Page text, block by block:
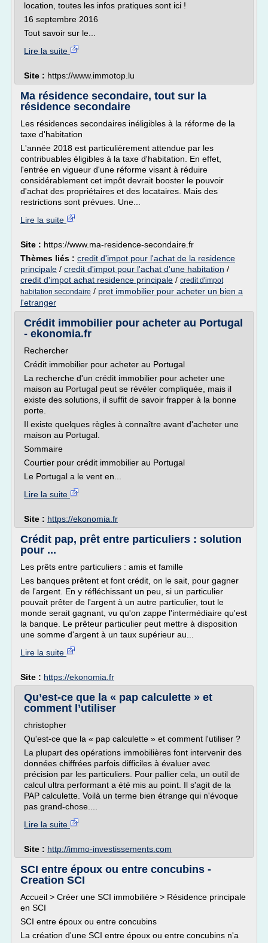
location, toutes les infos pratiques sont ici !
16 septembre 2016
Tout savoir sur le...
Lire la suite
Site : https://www.immotop.lu
Ma résidence secondaire, tout sur la
résidence secondaire
Les résidences secondaires inéligibles à la réforme de la
taxe d'habitation
L'année 2018 est particulièrement attendue par les
contribuables éligibles à la taxe d'habitation. En effet,
l'entrée en vigueur d'une réforme visant à réduire
considérablement cet impôt devrait booster le pouvoir
d'achat des propriétaires et des locataires. Mais des
restrictions sont prévues. Une...
Lire la suite
Site : https://www.ma-residence-secondaire.fr
Thèmes liés : credit d'impot pour l'achat de la residence
principale / credit d'impot pour l'achat d'une habitation /
credit d'impot achat residence principale / credit d'impot
habitation secondaire / pret immobilier pour acheter un bien a
l'etranger
Crédit immobilier pour acheter au Portugal
- ekonomia.fr
Rechercher
Crédit immobilier pour acheter au Portugal
La recherche d'un crédit immobilier pour acheter une
maison au Portugal peut se révéler compliquée, mais il
existe des solutions, il suffit de savoir frapper à la bonne
porte.
Il existe quelques règles à connaître avant d'acheter une
maison au Portugal.
Sommaire
Courtier pour crédit immobilier au Portugal
Le Portugal a le vent en...
Lire la suite
Site : https://ekonomia.fr
Crédit pap, prêt entre particuliers : solution
pour ...
Les prêts entre particuliers : amis et famille
Les banques prêtent et font crédit, on le sait, pour gagner
de l'argent. En y réfléchissant un peu, si un particulier
pouvait prêter de l'argent à un autre particulier, tout le
monde serait gagnant, vu qu'on zappe l'intermédiaire qu'est
la banque. Le prêteur particulier peut mettre à disposition
une somme d'argent à un taux supérieur au...
Lire la suite
Site : https://ekonomia.fr
Qu’est-ce que la « pap calculette » et
comment l’utiliser
christopher
Qu'est-ce que la « pap calculette » et comment l'utiliser ?
La plupart des opérations immobilières font intervenir des
données chiffrées parfois difficiles à évaluer avec
précision par les particuliers. Pour pallier cela, un outil de
calcul ultra performant a été mis au point. Il s'agit de la
PAP calculette. Voilà un terme bien étrange qui n'évoque
pas grand-chose....
Lire la suite
Site : http://immo-investissements.com
SCI entre époux ou entre concubins -
Creation SCI
Accueil > Créer une SCI immobilière > Résidence principale
en SCI
SCI entre époux ou entre concubins
La création d'une SCI entre époux ou entre concubins n'a